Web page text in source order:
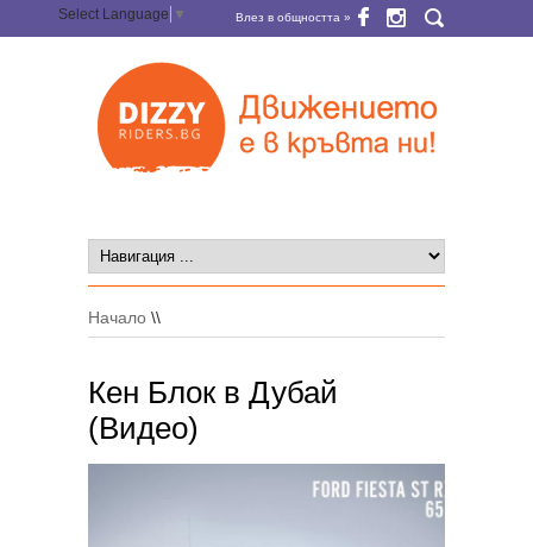
Select Language ▼ Влез в общността »
Начало \\
Кен Блок в Дубай
(Видео)